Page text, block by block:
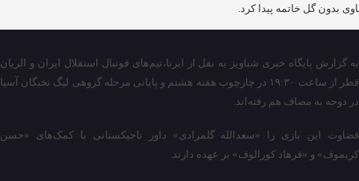
بدون گل خاتمه پیدا کرد.
به گزارش پایگاه خبری شباویز به نقل از ایرنا،تیم‌های فوتبال استقلال ایران و الریان
قطر از ساعت ۱۹:۳۰ در چارچوب هفته هشتم و پایانی مرحله گروهی لیگ نخبگان آسیا
در دوحه به مصاف هم رفته‌اند.
قضاوت این بازی را «سعدالله گلمرادی» داور تاجیکستانی با کمک‌های «حسن
کریموف» و «فرهاد کورالوف» بر عهده دارند.